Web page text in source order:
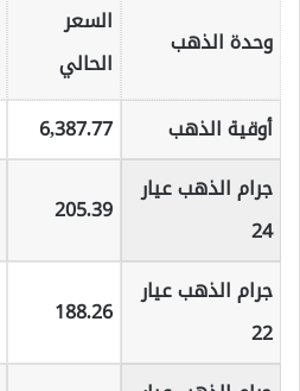
وحدة الذهب
السعر
الحالي
أوقية الذهب
6,387.77
جرام الذهب عيار
24
205.39
جرام الذهب عيار
22
188.26